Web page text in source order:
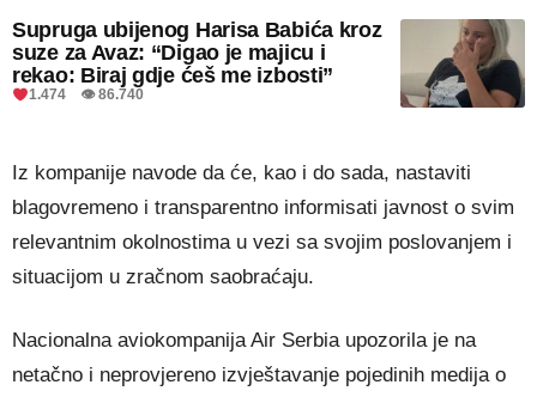
Supruga ubijenog Harisa Babića kroz
suze za Avaz: “Digao je majicu i
rekao: Biraj gdje ćeš me izbosti”
1.474 👁 86.740
Iz kompanije navode da će, kao i do sada, nastaviti
blagovremeno i transparentno informisati javnost o svim
relevantnim okolnostima u vezi sa svojim poslovanjem i
situacijom u zračnom saobraćaju.
Nacionalna aviokompanija Air Serbia upozorila je na
netačno i neprovjereno izvještavanje pojedinih medija o